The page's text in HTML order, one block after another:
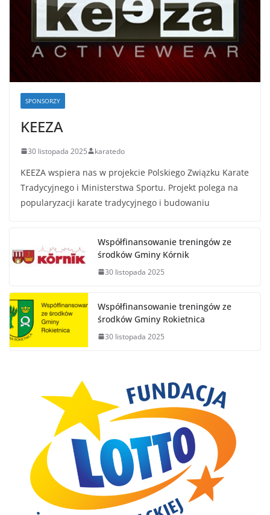
SPONSORZY
KEEZA
30 listopada 2025 karatedo
KEEZA wspiera nas w projekcie Polskiego Związku Karate
Tradycyjnego i Ministerstwa Sportu. Projekt polega na
popularyzacji karate tradycyjnego i budowaniu
Współfinansowanie treningów ze
środków Gminy Kórnik
30 listopada 2025
Współfinansowanie treningów ze
środków Gminy Rokietnica
30 listopada 2025